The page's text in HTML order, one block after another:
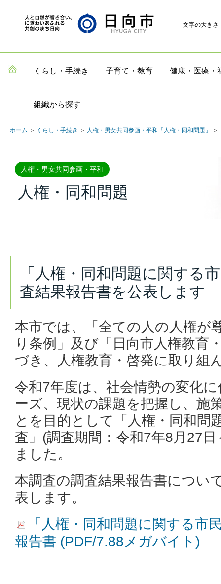
文字の大きさ
くらし・手続き 子育て・教育 健康・医療・
組織から探す
ホーム ＞ くらし・手続き ＞ 人権・男女共同参画・平和「人権・同和問題」
人権・男女共同参画・平和
人権・同和問題
「人権・同和問題に関する
査結果報告書を公表します
本市では、「全ての人の人権が
り条例」及び「日向市人権教育
づき、人権教育・啓発に取り組
令和7年度は、社会情勢の変化
ーズ、現状の課題を把握し、施
とを目的として「人権・同和問
査」(調査期間：令和7年8月27
ました。
本調査の調査結果報告書につい
表します。
「人権・同和問題に関する市
報告書 (PDF/7.88メガバイト)